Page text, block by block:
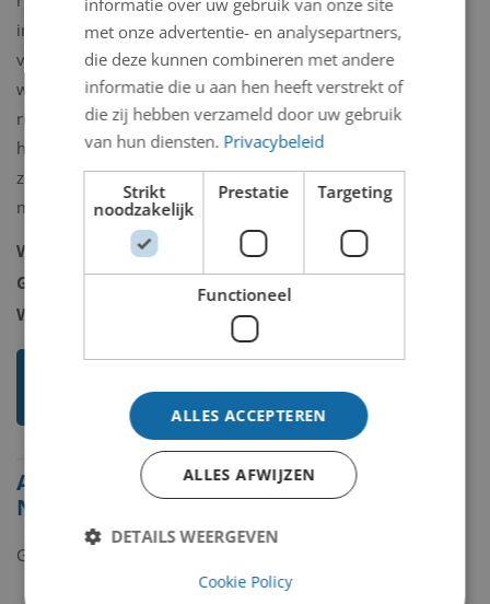
intensiteit wordt bepaald door de dikte
van de verf en de hoeveelheid die
wordt aangebracht, maar ook door de
richting en de tijd van de kanteling van
het doek. Zwaartekracht, tijd en toeval
zijn de gereedschappen. Ruimte,
melodie en landschap de verbeelding.
Woonplaats:
Haarlem
Geboorteplaats:
Website:
http://www.ericdenie.nl
Alle beelden van Eric de
Nie
Geen kunstwerken gevonden.
informatie over uw gebruik van onze site
met onze advertentie- en analysepartners,
die deze kunnen combineren met andere
informatie die u aan hen heeft verstrekt of
die zij hebben verzameld door uw gebruik
van hun diensten. Privacybeleid
Strikt
noodzakelijk
Prestatie Targeting
Functioneel
ALLES ACCEPTEREN
ALLES AFWIJZEN
DETAILS WEERGEVEN
Cookie Policy